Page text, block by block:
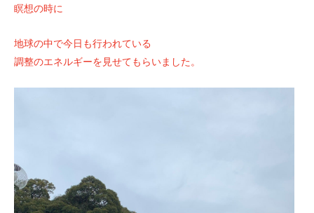
瞑想の時に
地球の中で今日も行われている
調整のエネルギーを見せてもらいました。